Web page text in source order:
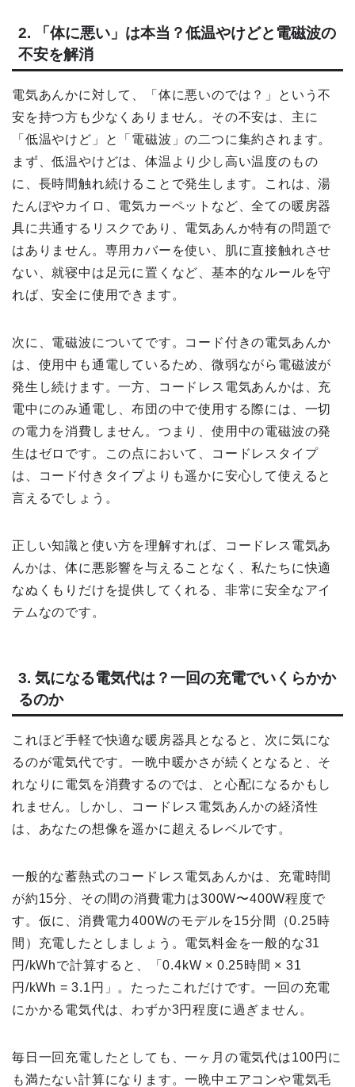
2. 「体に悪い」は本当？低温やけどと電磁波の
不安を解消
電気あんかに対して、「体に悪いのでは？」という不
安を持つ方も少なくありません。その不安は、主に
「低温やけど」と「電磁波」の二つに集約されます。
まず、低温やけどは、体温より少し高い温度のもの
に、長時間触れ続けることで発生します。これは、湯
たんぽやカイロ、電気カーペットなど、全ての暖房器
具に共通するリスクであり、電気あんか特有の問題で
はありません。専用カバーを使い、肌に直接触れさせ
ない、就寝中は足元に置くなど、基本的なルールを守
れば、安全に使用できます。
次に、電磁波についてです。コード付きの電気あんか
は、使用中も通電しているため、微弱ながら電磁波が
発生し続けます。一方、コードレス電気あんかは、充
電中にのみ通電し、布団の中で使用する際には、一切
の電力を消費しません。つまり、使用中の電磁波の発
生はゼロです。この点において、コードレスタイプ
は、コード付きタイプよりも遥かに安心して使えると
言えるでしょう。
正しい知識と使い方を理解すれば、コードレス電気あ
んかは、体に悪影響を与えることなく、私たちに快適
なぬくもりだけを提供してくれる、非常に安全なアイ
テムなのです。
3. 気になる電気代は？一回の充電でいくらかか
るのか
これほど手軽で快適な暖房器具となると、次に気にな
るのが電気代です。一晩中暖かさが続くとなると、そ
れなりに電気を消費するのでは、と心配になるかもし
れません。しかし、コードレス電気あんかの経済性
は、あなたの想像を遥かに超えるレベルです。
一般的な蓄熱式のコードレス電気あんかは、充電時間
が約15分、その間の消費電力は300W〜400W程度で
す。仮に、消費電力400Wのモデルを15分間（0.25時
間）充電したとしましょう。電気料金を一般的な31
円/kWhで計算すると、「0.4kW × 0.25時間 × 31
円/kWh = 3.1円」。たったこれだけです。一回の充電
にかかる電気代は、わずか3円程度に過ぎません。
毎日一回充電したとしても、一ヶ月の電気代は100円に
も満たない計算になります。一晩中エアコンや電気毛